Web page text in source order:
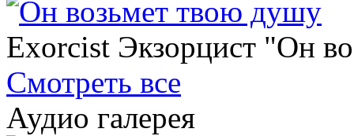
Exorcist Экзорцист "Он
Смотреть все
Аудио галерея